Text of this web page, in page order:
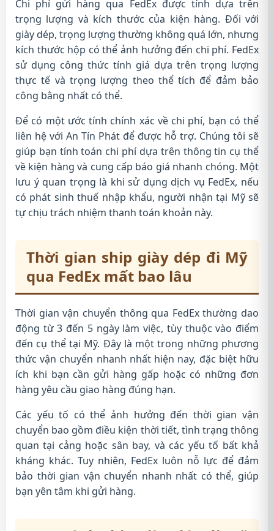
Chi phí gửi hàng qua FedEx được tính dựa trên
trọng lượng và kích thước của kiện hàng. Đối với
giày dép, trọng lượng thường không quá lớn, nhưng
kích thước hộp có thể ảnh hưởng đến chi phí. FedEx
sử dụng công thức tính giá dựa trên trọng lượng
thực tế và trọng lượng theo thể tích để đảm bảo
công bằng nhất có thể.
Để có một ước tính chính xác về chi phí, bạn có thể
liên hệ với An Tín Phát để được hỗ trợ. Chúng tôi sẽ
giúp bạn tính toán chi phí dựa trên thông tin cụ thể
về kiện hàng và cung cấp báo giá nhanh chóng. Một
lưu ý quan trọng là khi sử dụng dịch vụ FedEx, nếu
có phát sinh thuế nhập khẩu, người nhận tại Mỹ sẽ
tự chịu trách nhiệm thanh toán khoản này.
Thời gian ship giày dép đi Mỹ
qua FedEx mất bao lâu
Thời gian vận chuyển thông qua FedEx thường dao
động từ 3 đến 5 ngày làm việc, tùy thuộc vào điểm
đến cụ thể tại Mỹ. Đây là một trong những phương
thức vận chuyển nhanh nhất hiện nay, đặc biệt hữu
ích khi bạn cần gửi hàng gấp hoặc có những đơn
hàng yêu cầu giao hàng đúng hạn.
Các yếu tố có thể ảnh hưởng đến thời gian vận
chuyển bao gồm điều kiện thời tiết, tình trạng thông
quan tại cảng hoặc sân bay, và các yếu tố bất khả
kháng khác. Tuy nhiên, FedEx luôn nỗ lực để đảm
bảo thời gian vận chuyển nhanh nhất có thể, giúp
bạn yên tâm khi gửi hàng.